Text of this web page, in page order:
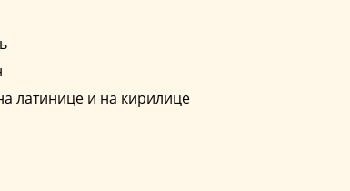
латинице и на кирилице